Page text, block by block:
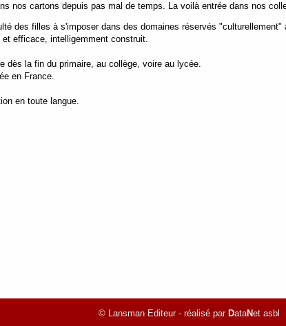
nos cartons depuis pas mal de temps. La voilà entrée dans nos
des filles à s'imposer dans des domaines réservés
efficace, intelligemment construit.
dès la fin du primaire, au collège, voire au lycée.
en France.
en toute langue.
© Lansman Editeur - réalisé par DataNet asbl